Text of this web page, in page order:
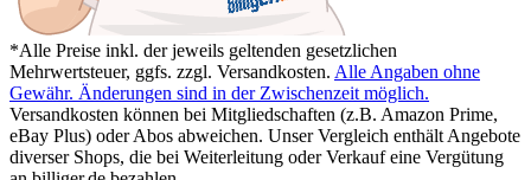
*Alle Preise inkl. der jeweils geltenden gesetzlichen
Mehrwertsteuer, ggfs. zzgl. Versandkosten. Alle Angaben ohne
Gewähr. Änderungen sind in der Zwischenzeit möglich.
Versandkosten können bei Mitgliedschaften (z.B. Amazon Prime,
eBay Plus) oder Abos abweichen. Unser Vergleich enthält Angebote
diverser Shops, die bei Weiterleitung oder Verkauf eine Vergütung